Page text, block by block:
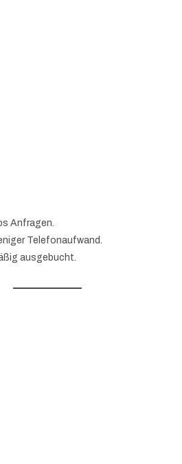
Anfragen.
Telefonaufwand.
ausgebucht.